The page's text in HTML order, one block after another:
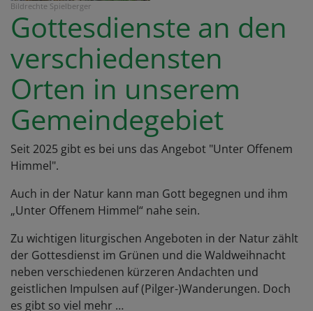
Bildrechte Spielberger
Gottesdienste an den
verschiedensten
Orten in unserem
Gemeindegebiet
Seit 2025 gibt es bei uns das Angebot "Unter Offenem
Himmel".
Auch in der Natur kann man Gott begegnen und ihm
„Unter Offenem Himmel“ nahe sein.
Zu wichtigen liturgischen Angeboten in der Natur zählt
der Gottesdienst im Grünen und die Waldweihnacht
neben verschiedenen kürzeren Andachten und
geistlichen Impulsen auf (Pilger-)Wanderungen. Doch
es gibt so viel mehr …